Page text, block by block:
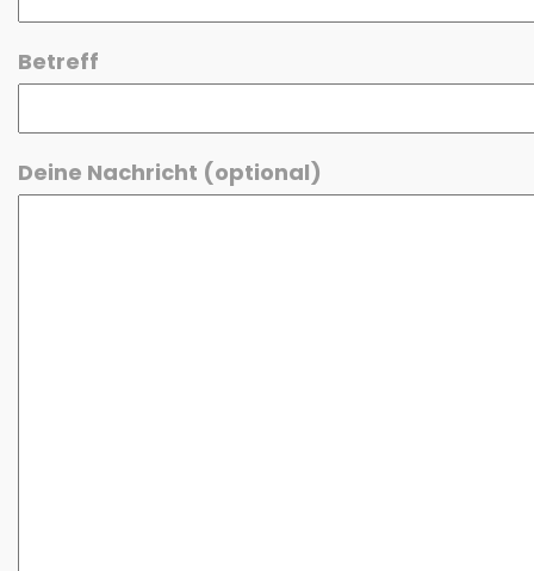
Betreff
Deine Nachricht (optional)